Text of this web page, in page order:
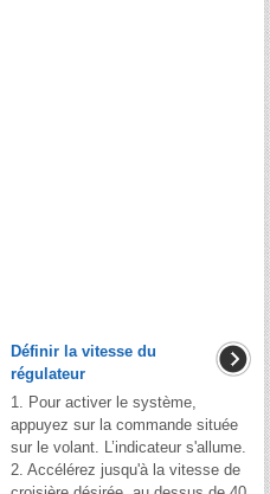
Définir la vitesse du
régulateur
1. Pour activer le système,
appuyez sur la commande située
sur le volant. L’indicateur s'allume.
2. Accélérez jusqu'à la vitesse de